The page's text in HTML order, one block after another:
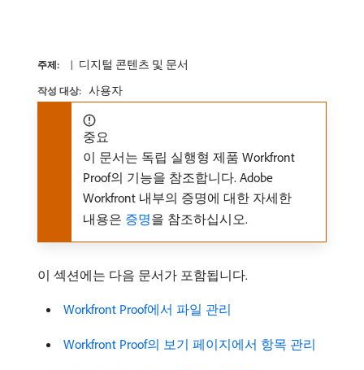
주제: 디지털 콘텐츠 및 문서
작성 대상: 사용자
중요
이 문서는 독립 실행형 제품 Workfront
Proof의 기능을 참조합니다. Adobe
Workfront 내부의 증명에 대한 자세한
내용은 증명을 참조하십시오.
이 섹션에는 다음 문서가 포함됩니다.
​ Workfront Proof에서 파일 관리
​ Workfront Proof의 보기 페이지에서 항목 관리